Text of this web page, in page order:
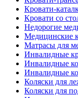
Кровати-
Кровати со
Недорогие
Медицинские
Матрасы для
Инвалидные
Инвалидные
Инвалидные
Коляски для
Коляски для